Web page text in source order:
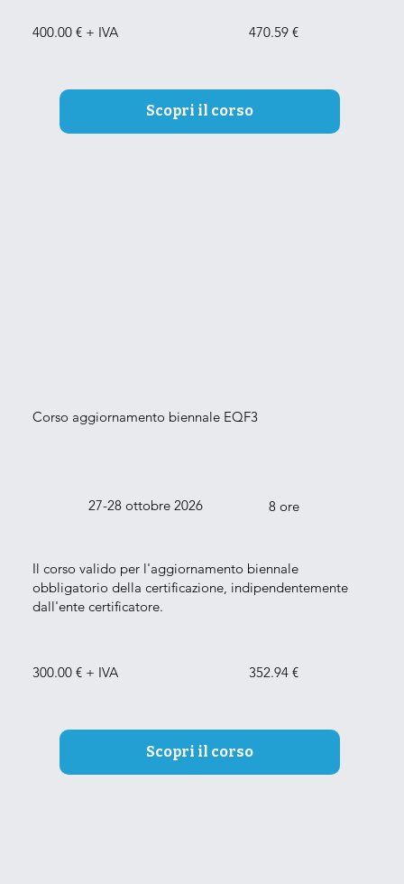
400.00 € + IVA 470.59 €
Scopri il corso
Corso aggiornamento biennale EQF3
27-28 ottobre 2026 8 ore
Il corso valido per l'aggiornamento biennale
obbligatorio della certificazione, indipendentemente
dall'ente certificatore.
300.00 € + IVA 352.94 €
Scopri il corso